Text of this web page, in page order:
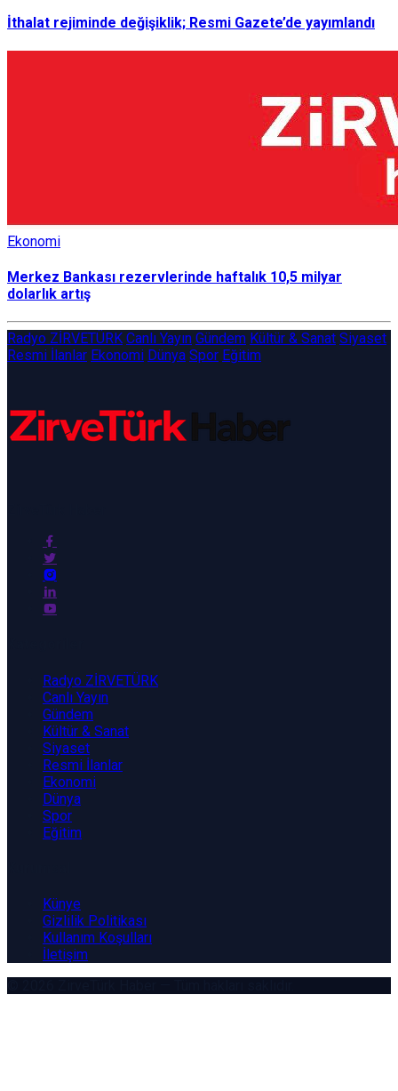
İthalat rejiminde değişiklik; Resmi Gazete’de yayımlandı
Ekonomi
Merkez Bankası rezervlerinde haftalık 10,5 milyar
dolarlık artış
Radyo ZİRVETÜRK Canlı Yayın Gündem Kültür & Sanat Siyaset
Resmi İlanlar Ekonomi Dünya Spor Eğitim
Radyo ZİRVETÜRK
Canlı Yayın
Gündem
Kültür & Sanat
Siyaset
Resmi İlanlar
Ekonomi
Dünya
Spor
Eğitim
Künye
Gizlilik Politikası
Kullanım Koşulları
İletişim